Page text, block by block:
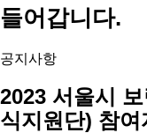
들어갑니다.
공지사항
2023 서울시
식지원단) 참